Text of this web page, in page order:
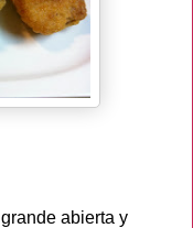
abierta y